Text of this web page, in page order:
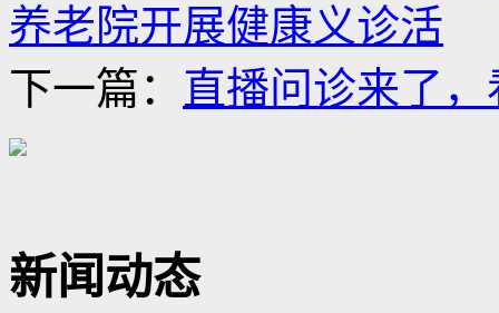
养老院开展健康义诊活
下一篇： 直播问诊来了
新闻动态